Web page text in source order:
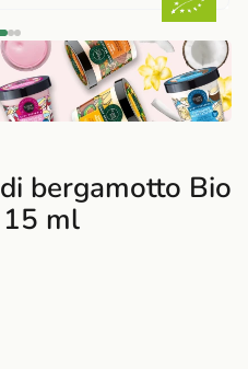
bergamotto Bio
ml